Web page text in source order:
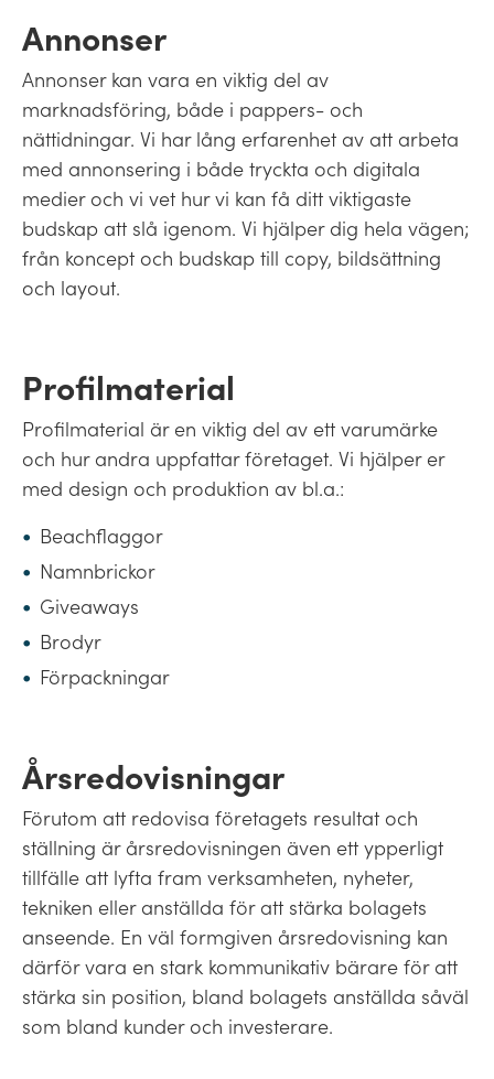
Annonser
Annonser kan vara en viktig del av
marknadsföring, både i pappers- och
nättidningar. Vi har lång erfarenhet av att arbeta
med annonsering i både tryckta och digitala
medier och vi vet hur vi kan få ditt viktigaste
budskap att slå igenom. Vi hjälper dig hela vägen;
från koncept och budskap till copy, bildsättning
och layout.
Profilmaterial
Profilmaterial är en viktig del av ett varumärke
och hur andra uppfattar företaget. Vi hjälper er
med design och produktion av bl.a.:
Beachflaggor
Namnbrickor
Giveaways
Brodyr
Förpackningar
Årsredovisningar
Förutom att redovisa företagets resultat och
ställning är årsredovisningen även ett ypperligt
tillfälle att lyfta fram verksamheten, nyheter,
tekniken eller anställda för att stärka bolagets
anseende. En väl formgiven årsredovisning kan
därför vara en stark kommunikativ bärare för att
stärka sin position, bland bolagets anställda såväl
som bland kunder och investerare.